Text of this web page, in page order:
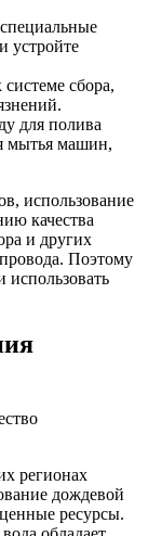
устройте
сбора,
для полива
мытья машин,
использование
качества
и других
Поэтому
использовать
регионах
дождевой
ресурсы.